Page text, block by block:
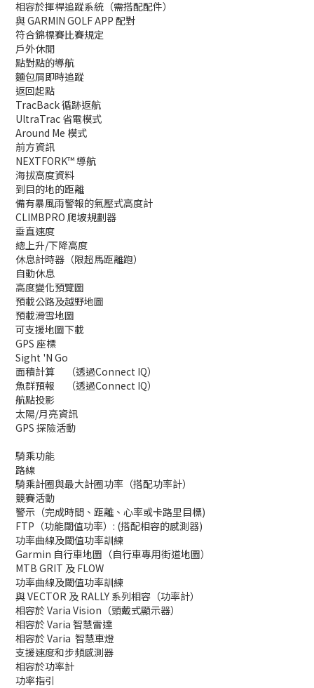
相容於揮桿追蹤系統（需搭配配件）
與 GARMIN GOLF APP 配對
符合錦標賽比賽規定
戶外休閒
點對點的導航
麵包屑即時追蹤
返回起點
TracBack 循跡返航
UltraTrac 省電模式
Around Me 模式
前方資訊
NEXTFORK™ 導航
海拔高度資料
到目的地的距離
備有暴風雨警報的氣壓式高度計
CLIMBPRO 爬坡規劃器
垂直速度
總上升/下降高度
休息計時器（限超馬距離跑）
自動休息
高度變化預覽圖
預載公路及越野地圖
預載滑雪地圖
可支援地圖下載
GPS 座標
Sight 'N Go
面積計算
（透過Connect IQ）
魚群預報
（透過Connect IQ）
航點投影
太陽/月亮資訊
GPS 探險活動
騎乘功能
路線
騎乘計圈與最大計圈功率（搭配功率計）
競賽活動
警示（完成時間、距離、心率或卡路里目標)
FTP（功能閾值功率）: (搭配相容的感測器)
功率曲線及閾值功率訓練
Garmin 自行車地圖（自行車專用街道地圖）
MTB GRIT 及 FLOW
功率曲線及閾值功率訓練
與 VECTOR 及 RALLY 系列相容（功率計）
相容於 Varia Vision（頭戴式顯示器）
相容於 Varia 智慧雷達
相容於 Varia 智慧車燈
支援速度和步頻感測器
相容於功率計
功率指引